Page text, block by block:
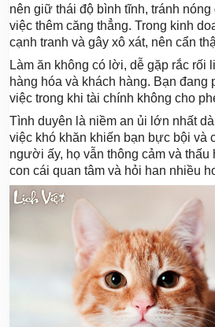
nên giữ thái độ bình tĩnh, tránh
việc thêm căng thẳng. Trong kinh
cạnh tranh và gây xô xát, nên cẩn
Làm ăn không có lời, dễ gặp rắc rối
hàng hóa và khách hàng. Bạn đang
việc trong khi tài chính không cho
Tình duyên là niềm an ủi lớn nhất
việc khó khăn khiến bạn bực bội và
người ấy, họ vẫn thông cảm và
con cái quan tâm và hỏi han nhiều